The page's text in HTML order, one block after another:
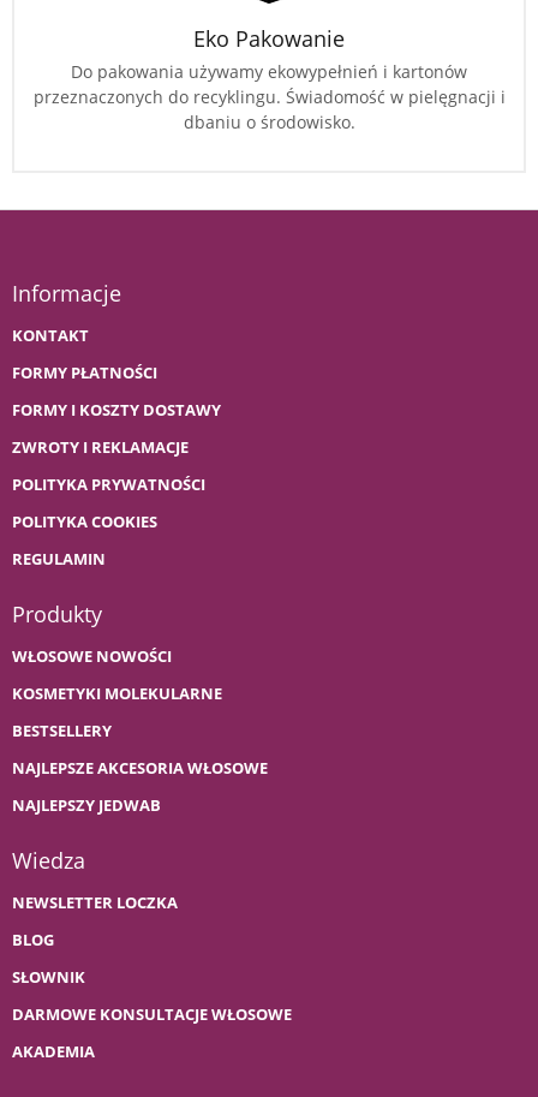
Eko Pakowanie
Do pakowania używamy ekowypełnień i kartonów
przeznaczonych do recyklingu. Świadomość w pielęgnacji i
dbaniu o środowisko.
Informacje
KONTAKT
FORMY PŁATNOŚCI
FORMY I KOSZTY DOSTAWY
ZWROTY I REKLAMACJE
POLITYKA PRYWATNOŚCI
POLITYKA COOKIES
REGULAMIN
Produkty
WŁOSOWE NOWOŚCI
KOSMETYKI MOLEKULARNE
BESTSELLERY
NAJLEPSZE AKCESORIA WŁOSOWE
NAJLEPSZY JEDWAB
Wiedza
NEWSLETTER LOCZKA
BLOG
SŁOWNIK
DARMOWE KONSULTACJE WŁOSOWE
AKADEMIA